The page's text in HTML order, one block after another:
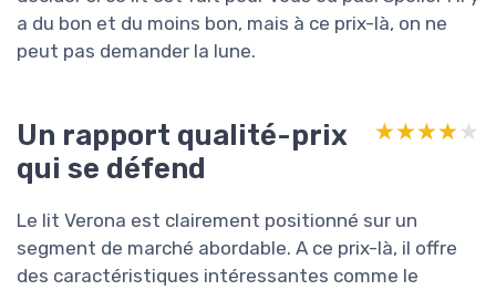
a du bon et du moins bon, mais à ce prix-là, on ne
peut pas demander la lune.
Un rapport qualité-prix
qui se défend
★★★★★
★★★★★
Le lit Verona est clairement positionné sur un
segment de marché abordable. A ce prix-là, il offre
des caractéristiques intéressantes comme le